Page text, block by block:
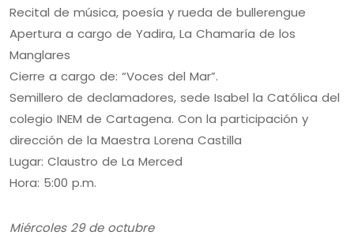
Recital de música, poesía y rueda de bullerengue
Apertura a cargo de Yadira, La Chamaría de los
Manglares
Cierre a cargo de: “Voces del Mar”.
Semillero de declamadores, sede Isabel la Católica del
colegio INEM de Cartagena. Con la participación y
dirección de la Maestra Lorena Castilla
Lugar: Claustro de La Merced
Hora: 5:00 p.m.
Miércoles 29 de octubre